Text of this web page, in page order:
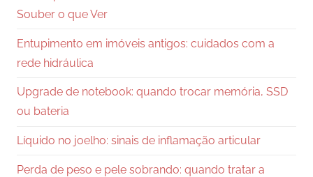
Souber o que Ver
Entupimento em imóveis antigos: cuidados com a
rede hidráulica
Upgrade de notebook: quando trocar memória, SSD
ou bateria
Líquido no joelho: sinais de inflamação articular
Perda de peso e pele sobrando: quando tratar a